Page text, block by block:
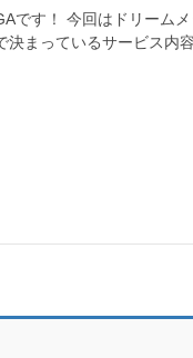
です！ 今回はドリーム
まっているサービス内